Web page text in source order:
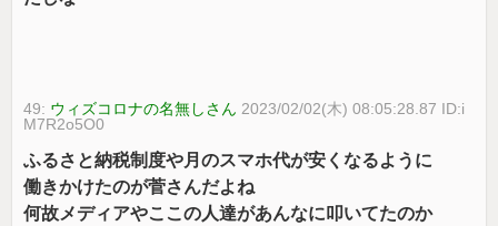
49: ウィズコロナの名無しさん 2023/02/02(木) 08:05:28.87 ID:i
M7R2o5O0
ふるさと納税制度や月のスマホ代が安くなるように
働きかけたのが菅さんだよね
何故メディアやここの人達があんなに叩いてたのか